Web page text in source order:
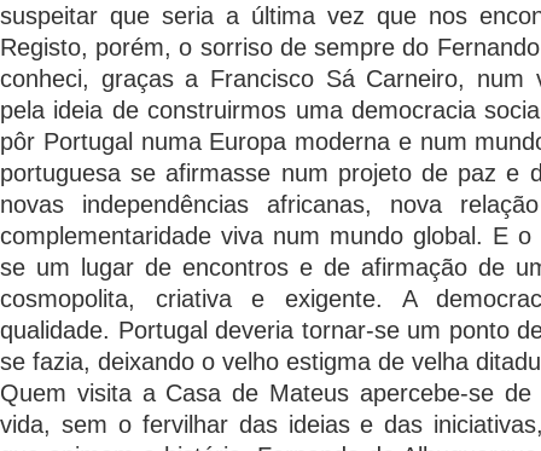
suspeitar que seria a última vez que nos
Registo, porém, o sorriso de sempre do
conheci, graças a Francisco Sá Carneiro, num
pela ideia de construirmos uma democracia
pôr Portugal numa Europa moderna e num
portuguesa se afirmasse num projeto de paz e
novas independências africanas, nova
complementaridade viva num mundo global. E
se um lugar de encontros e de afirmação de
cosmopolita, criativa e exigente. A
qualidade. Portugal deveria tornar-se um ponto
se fazia, deixando o velho estigma de velha
Quem visita a Casa de Mateus apercebe-se
vida, sem o fervilhar das ideias e das